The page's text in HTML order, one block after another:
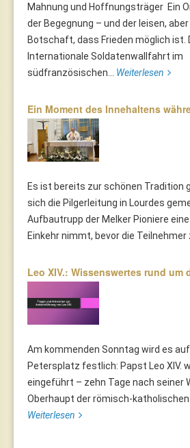
Mahnung und Hoffnungsträger Ein
der Begegnung – und der leisen,
Botschaft, dass Frieden möglich ist.
Internationale Soldatenwallfahrt im
südfranzösischen... Weiterlesen
Ein Moment des Innehaltens
Es ist bereits zur schönen Tradition
sich die Pilgerleitung in Lourdes
Aufbautrupp der Melker Pioniere
Einkehr nimmt, bevor die Teilnehmer
Leo XIV.: Wissenswertes rund um
Am kommenden Sonntag wird es
Petersplatz festlich: Papst Leo XIV.
eingeführt – zehn Tage nach seiner
Oberhaupt der römisch-katholischen
Weiterlesen